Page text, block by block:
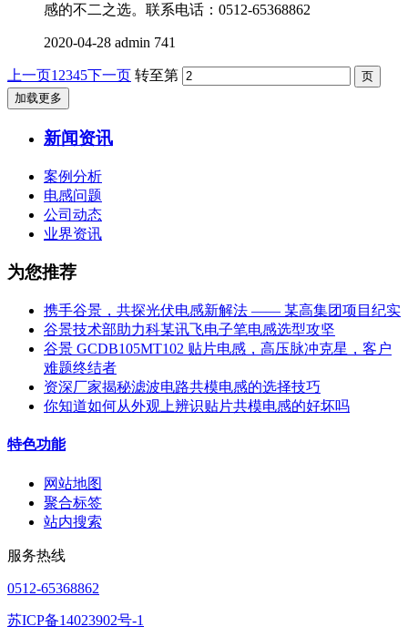
感的不二之选。联系电话：0512-65368862
2020-04-28 admin 741
上一页1 2345下一页 转至第
加载更多
新闻资讯
案例分析
电感问题
公司动态
业界资讯
为您推荐
携手谷景，共探光伏电感新解法 —— 某高集团项目纪实
谷景技术部助力科某讯飞电子笔电感选型攻坚
谷景 GCDB105MT102 贴片电感，高压脉冲克星，客户
难题终结者
资深厂家揭秘滤波电路共模电感的选择技巧
你知道如何从外观上辨识贴片共模电感的好坏吗
特色功能
网站地图
聚合标签
站内搜索
服务热线
0512-65368862
苏ICP备14023902号-1